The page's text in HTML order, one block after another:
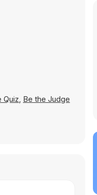
Quiz, Be the Judge